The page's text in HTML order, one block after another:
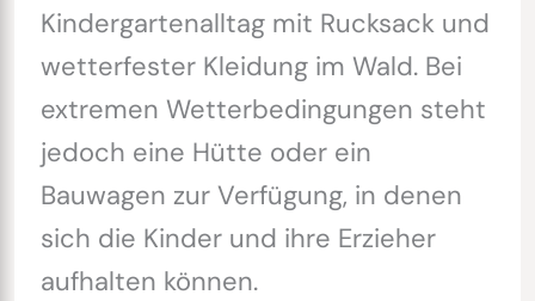
Kindergartenalltag mit Rucksack und
wetterfester Kleidung im Wald. Bei
extremen Wetterbedingungen steht
jedoch eine Hütte oder ein
Bauwagen zur Verfügung, in denen
sich die Kinder und ihre Erzieher
aufhalten können.